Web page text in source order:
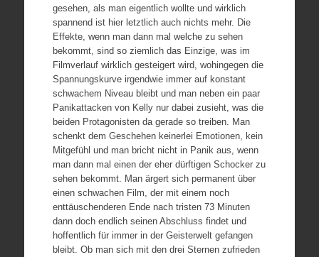
gesehen, als man eigentlich wollte und wirklich
spannend ist hier letztlich auch nichts mehr. Die
Effekte, wenn man dann mal welche zu sehen
bekommt, sind so ziemlich das Einzige, was im
Filmverlauf wirklich gesteigert wird, wohingegen die
Spannungskurve irgendwie immer auf konstant
schwachem Niveau bleibt und man neben ein paar
Panikattacken von Kelly nur dabei zusieht, was die
beiden Protagonisten da gerade so treiben. Man
schenkt dem Geschehen keinerlei Emotionen, kein
Mitgefühl und man bricht nicht in Panik aus, wenn
man dann mal einen der eher dürftigen Schocker zu
sehen bekommt. Man ärgert sich permanent über
einen schwachen Film, der mit einem noch
enttäuschenderen Ende nach tristen 73 Minuten
dann doch endlich seinen Abschluss findet und
hoffentlich für immer in der Geisterwelt gefangen
bleibt. Ob man sich mit den drei Sternen zufrieden